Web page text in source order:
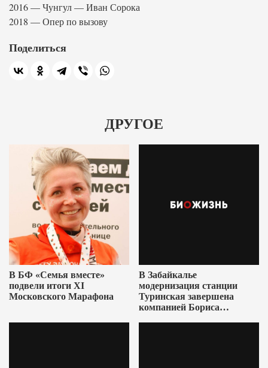
2016 — Чунгул — Иван Сорока
2018 — Опер по вызову
Поделиться
ДРУГОЕ
В БФ «Семья вместе»
подвели итоги XI
Московского Марафона
В Забайкалье
модернизация станции
Туринская завершена
компанией Бориса